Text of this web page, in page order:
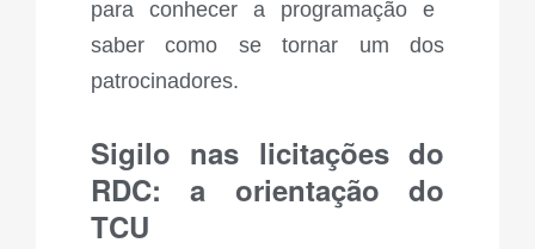
para conhecer a programação e
saber como se tornar um dos
patrocinadores.
Sigilo nas licitações do
RDC: a orientação do
TCU